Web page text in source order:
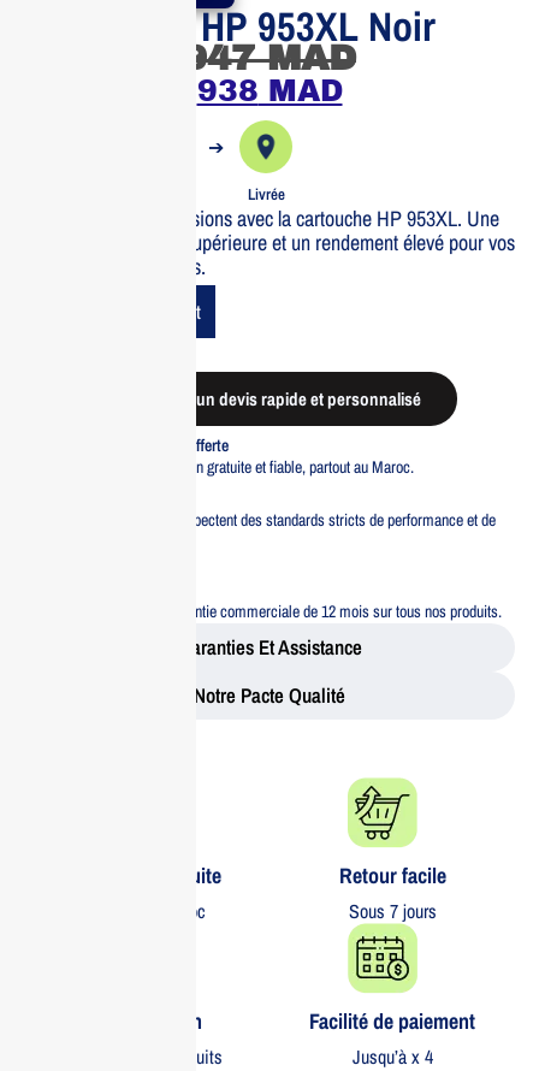
Cartouche HP 953XL Noir
947MAD
938 MAD
➔
Livrée
Optimisez vos impressions avec la cartouche HP 953XL. Une
qualité d’impression supérieure et un rendement élevé pour vos
besoins professionnels.
Add To Cart
Demander un devis rapide et personnalisé
Livraison standard offerte
Profitez d’une livraison gratuite et fiable, partout au Maroc.
Tous nos produits respectent des standards stricts de performance et de
Bénéficiez d’une garantie commerciale de 12 mois sur tous nos produits.
Garanties Et Assistance
Notre Pacte Qualité
Livraison gratuite​
partout au Maroc
Retour facile​
Sous 7 jours
Garantie 1 an
Sur tous nos produits
Facilité de paiement
Jusqu’à x 4